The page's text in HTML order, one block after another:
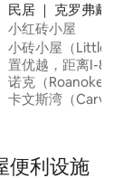
分（满分 5 分），
民居 ｜ 克罗弗戴
dale）
小红砖小屋
小砖小屋（Little
置优越，距离I-81
诺克（Roanoke）
卡文斯湾（
2英里；距离卡文
便利设施